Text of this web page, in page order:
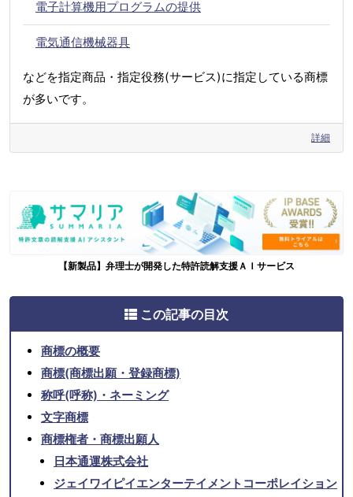
電子計算機用プログラムの提供
電気通信機械器具
などを指定商品・指定役務(サービス)に指定している商標
が多いです。
詳細
【新製品】弁理士が開発した特許読解支援ＡＩサービス
この記事の目次
商標の概要
商標(商標出願・登録商標)
称呼(呼称)・ネーミング
文字商標
商標権者・商標出願人
日本通運株式会社
ジェイワイピイエンターテイメントコーポレイション